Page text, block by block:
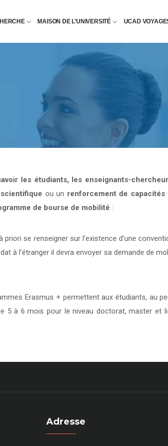
MAISON DE L’UNIVERSITÉ UCAD
les étudiants, les enseignants-
ou un renforcement de capacités
de bourse de mobilité :
priori se renseigner sur l’existence d’une
l’étranger il devra envoyer sa demande de
Erasmus + permettent aux étudiants, au
5 à 6 mois pour le niveau doctorat, master et
Adresse